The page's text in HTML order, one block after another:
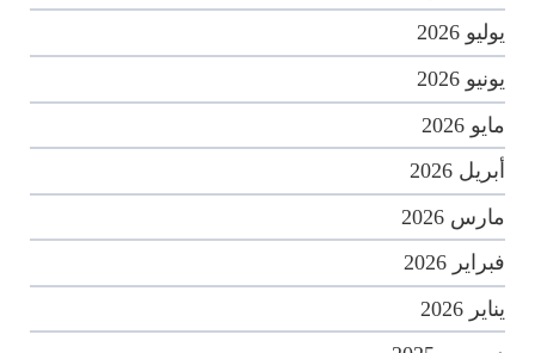
يوليو 2026
يونيو 2026
مايو 2026
أبريل 2026
مارس 2026
فبراير 2026
يناير 2026